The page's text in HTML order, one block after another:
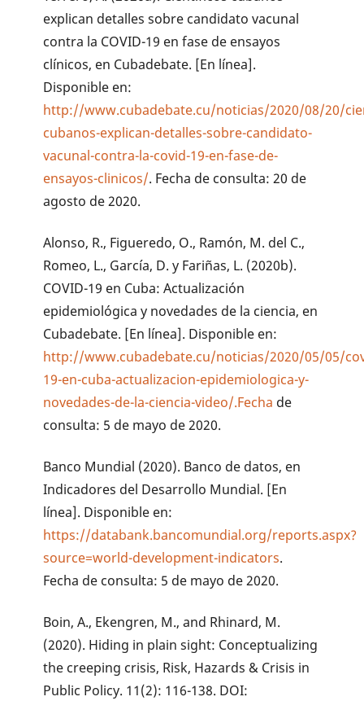
explican detalles sobre candidato vacunal
contra la COVID-19 en fase de ensayos
clínicos, en Cubadebate. [En línea].
Disponible en:
http://www.cubadebate.cu/noticias/2020/08/20/
cubanos-explican-detalles-sobre-candidato-
vacunal-contra-la-covid-19-en-fase-de-
ensayos-clinicos/. Fecha de consulta: 20 de
agosto de 2020.
Alonso, R., Figueredo, O., Ramón, M. del C.,
Romeo, L., García, D. y Fariñas, L. (2020b).
COVID-19 en Cuba: Actualización
epidemiológica y novedades de la ciencia, en
Cubadebate. [En línea]. Disponible en:
http://www.cubadebate.cu/noticias/2020/05/05/
19-en-cuba-actualizacion-epidemiologica-y-
novedades-de-la-ciencia-video/.Fecha de
consulta: 5 de mayo de 2020.
Banco Mundial (2020). Banco de datos, en
Indicadores del Desarrollo Mundial. [En
línea]. Disponible en:
https://databank.bancomundial.org/reports.aspx?
source=world-development-indicators.
Fecha de consulta: 5 de mayo de 2020.
Boin, A., Ekengren, M., and Rhinard, M.
(2020). Hiding in plain sight: Conceptualizing
the creeping crisis, Risk, Hazards & Crisis in
Public Policy. 11(2): 116-138. DOI: